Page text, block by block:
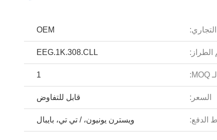
OEM
الطراز: EEG.1K.308.CLL
الـ MOQ: 1
السعر: قابل للتفاوض
الدفع: ويسترن يونيون، / تي تي، بايبال